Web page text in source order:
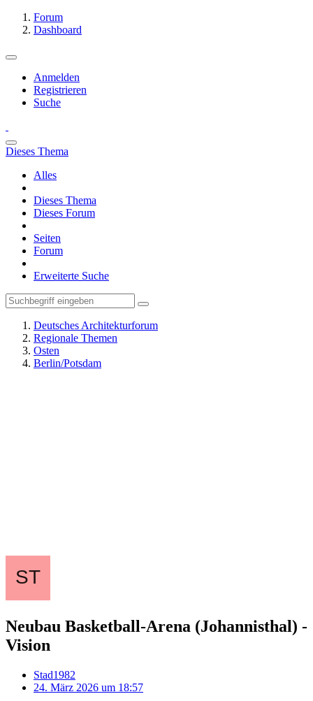
Forum
Dashboard
Anmelden
Registrieren
Suche
Dieses Thema
Alles
Dieses Thema
Dieses Forum
Seiten
Forum
Erweiterte Suche
Deutsches Architekturforum
Regionale Themen
Osten
Berlin/Potsdam
Neubau Basketball-Arena (Johannisthal) -
Vision
Stad1982
24. März 2026 um 18:57